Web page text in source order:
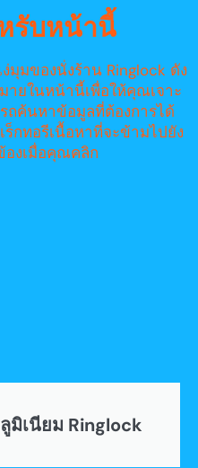
รับหน้านี้
มุมของนั่งร้าน Ringlock ดัง
ายในหน้านี้เพื่อให้คุณเจาะ
ถค้นหาข้อมูลที่ต้องการได้
ร็กทอรีเนื้อหาที่จะข้ามไปยัง
องเมื่อคุณคลิก
มิเนียม Ringlock